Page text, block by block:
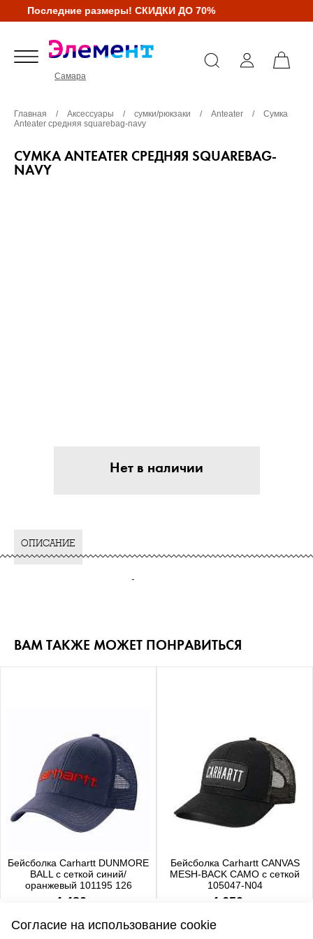
Последние размеры! СКИДКИ ДО 70%
Самара
Главная / Аксессуары / сумки/рюкзаки / Anteater /
Сумка
Anteater средняя squarebag-navy
СУМКА ANTEATER СРЕДНЯЯ SQUAREBAG-
NAVY
Нет в наличии
ОПИСАНИЕ
-
ВАМ ТАКЖЕ МОЖЕТ ПОНРАВИТЬСЯ
Бейсболка Carhartt DUNMORE
BALL с сеткой синий/
оранжевый 101195 126
4 480 р.
Бейсболка Carhartt CANVAS
MESH-BACK CAMO с сеткой
105047-N04
4 650 р.
Согласие на использование cookie